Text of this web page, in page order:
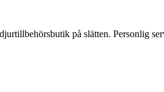
på slätten. Personlig